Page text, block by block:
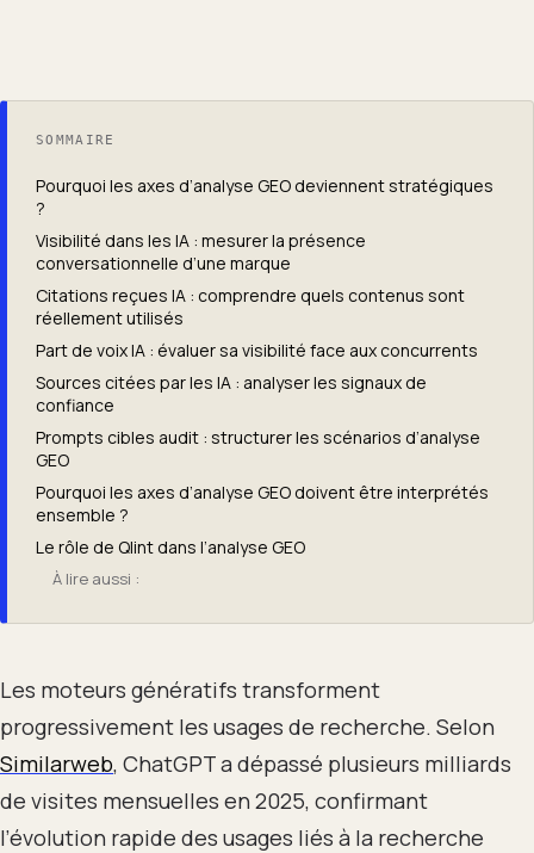
SOMMAIRE
Pourquoi les axes d’analyse GEO deviennent stratégiques
?
Visibilité dans les IA : mesurer la présence
conversationnelle d’une marque
Citations reçues IA : comprendre quels contenus sont
réellement utilisés
Part de voix IA : évaluer sa visibilité face aux concurrents
Sources citées par les IA : analyser les signaux de
confiance
Prompts cibles audit : structurer les scénarios d’analyse
GEO
Pourquoi les axes d’analyse GEO doivent être interprétés
ensemble ?
Le rôle de Qlint dans l’analyse GEO
À lire aussi :
Les moteurs génératifs transforment
progressivement les usages de recherche. Selon
Similarweb, ChatGPT a dépassé plusieurs milliards
de visites mensuelles en 2025, confirmant
l’évolution rapide des usages liés à la recherche